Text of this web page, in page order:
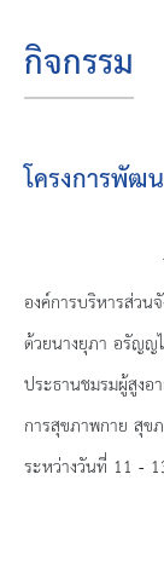
โครงสร้าง
โครงส
ยุทธศาส
ประวัติ
รายการ
กิจกรรม
โครงการพัฒ
วันอัง
องค์การบริหารส่วน
ด้วยนางยุภา อรัญญ
ประธานชมรมผู้สูงอ
การสุขภาพกาย สุข
ระหว่างวันที่ 11 -